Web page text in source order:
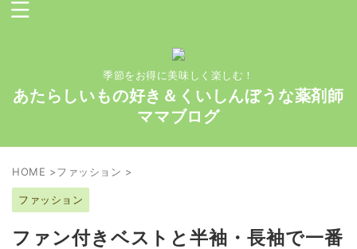
季節をお得に美味しく楽しむ！
あたらしいもの好き＆くいしんぼうな薬剤師
ママブログ
HOME >ファッション >
ファッション
ファン付きベストと半袖・長袖で一番